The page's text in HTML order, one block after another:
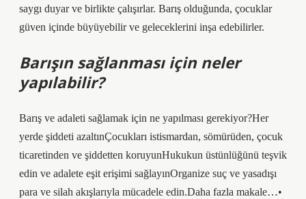
saygı duyar ve birlikte çalışırlar. Barış olduğunda, çocuklar
güven içinde büyüyebilir ve geleceklerini inşa edebilirler.
Barışın sağlanması için neler
yapılabilir?
Barış ve adaleti sağlamak için ne yapılması gerekiyor?Her
yerde şiddeti azaltınÇocukları istismardan, sömürüden, çocuk
ticaretinden ve şiddetten koruyunHukukun üstünlüğünü teşvik
edin ve adalete eşit erişimi sağlayınOrganize suç ve yasadışı
para ve silah akışlarıyla mücadele edin.Daha fazla makale…•